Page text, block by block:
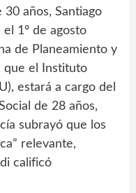
años, Santiago
1º de agosto
de Planeamiento y
que el Instituto
estará a cargo del
de 28 años,
subrayó que los
relevante,
calificó